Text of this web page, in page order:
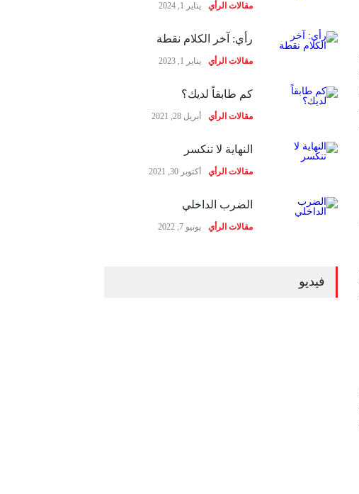
مقالات الرأي يناير 1, 2024
رأي: آخر الكلام نقطة
مقالات الرأي يناير 1, 2023
كم طابقاً لديك؟
مقالات الرأي أبريل 28, 2021
النهاية لا تنكسر
مقالات الرأي أكتوبر 30, 2021
الضرب الداخلي
مقالات الرأي يونيو 7, 2022
فيديو